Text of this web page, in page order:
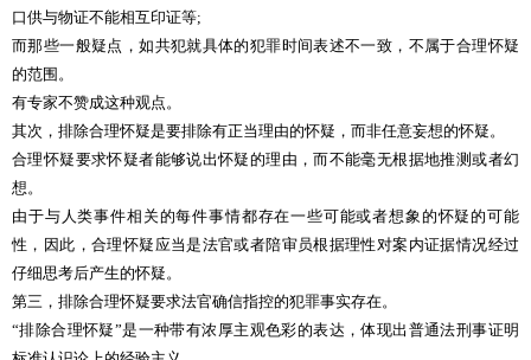
口供与物证不能相互印证等;
而那些一般疑点，如共犯就具体的犯罪时间表述不一致，不属于合理怀疑
的范围。
有专家不赞成这种观点。
其次，排除合理怀疑是要排除有正当理由的怀疑，而非任意妄想的怀疑。
合理怀疑要求怀疑者能够说出怀疑的理由，而不能毫无根据地推测或者幻
想。
由于与人类事件相关的每件事情都存在一些可能或者想象的怀疑的可能
性，因此，合理怀疑应当是法官或者陪审员根据理性对案内证据情况经过
仔细思考后产生的怀疑。
第三，排除合理怀疑要求法官确信指控的犯罪事实存在。
“排除合理怀疑”是一种带有浓厚主观色彩的表达，体现出普通法刑事证明